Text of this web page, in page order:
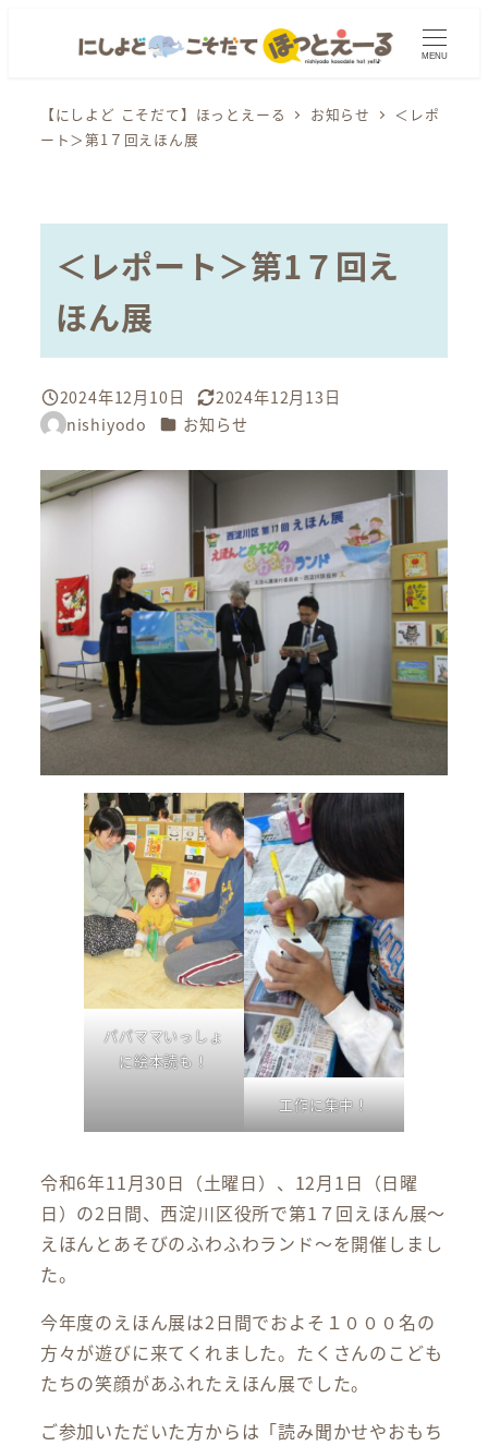
MENU
【にしよど こそだて】ほっとえーる お知らせ
＜レポ
ート＞第1７回えほん展
＜レポート＞第1７回え
ほん展
投稿日
2024年12月10日
更新日
2024年12月13日
著
nishiyodo カテゴリー
お知らせ
パパママいっしょ
に絵本読も！
工作に集中！
令和6年11月30日（土曜日）、12月1日（日曜
日）の2日間、西淀川区役所で第1７回えほん展～
えほんとあそびのふわふわランド～を開催しまし
た。
今年度のえほん展は2日間でおよそ１０００名の
方々が遊びに来てくれました。たくさんのこども
たちの笑顔があふれたえほん展でした。
ご参加いただいた方からは「読み聞かせやおもち